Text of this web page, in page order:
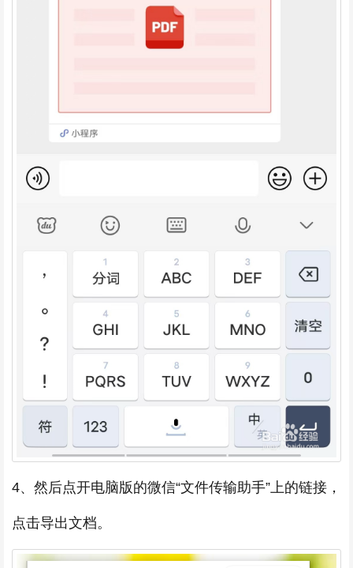
4、然后点开电脑版的微信“文件传输助手”上的链接，
点击导出文档。